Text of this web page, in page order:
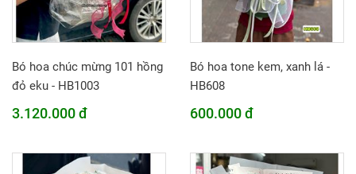
Bó hoa chúc mừng 101 hồng
đỏ eku - HB1003
3.120.000 đ
Bó hoa tone kem, xanh lá -
HB608
600.000 đ